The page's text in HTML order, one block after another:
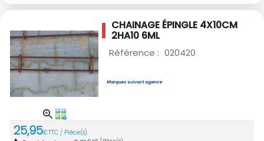
CHAINAGE ÉPINGLE 4X10CM
2HA10 6ML
Référence : 020420
25,95€TTC / Pièce(s)